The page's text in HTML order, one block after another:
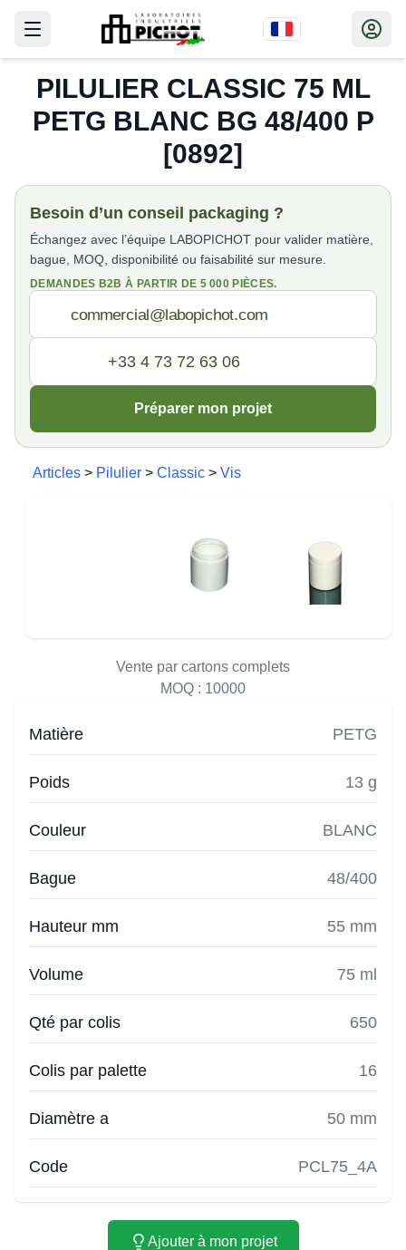
PILULIER CLASSIC 75 ML
PETG BLANC BG 48/400 P
[0892]
Besoin d’un conseil packaging ?
Échangez avec l’équipe LABOPICHOT pour valider matière,
bague, MOQ, disponibilité ou faisabilité sur mesure.
DEMANDES B2B À PARTIR DE 5 000 PIÈCES.
Préparer mon projet
Articles > Pilulier > Classic > Vis
Vente par cartons complets
MOQ : 10000
Matière PETG
Poids 13 g
Couleur BLANC
Bague 48/400
Hauteur mm 55 mm
Volume 75 ml
Qté par colis 650
Colis par palette 16
Diamètre a 50 mm
Code PCL75_4A
Ajouter à mon projet